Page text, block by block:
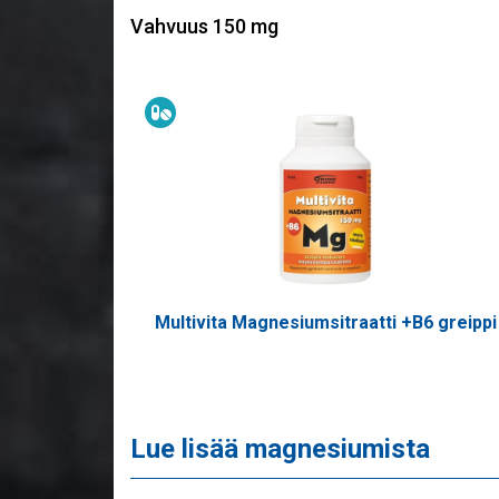
Vahvuus 150 mg
Multivita Magnesiumsitraatti +B6 greippi
Lue lisää magnesiumista